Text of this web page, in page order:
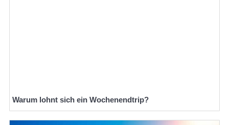
Warum lohnt sich ein Wochenendtrip?